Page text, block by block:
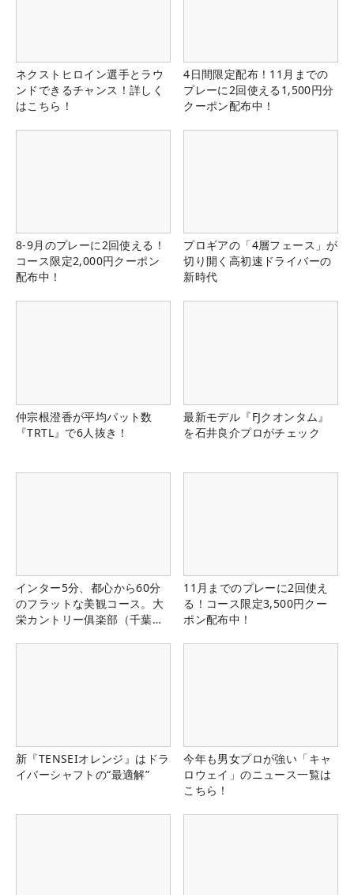
ネクストヒロイン選手とラウ
ンドできるチャンス！詳しく
はこちら！
4日間限定配布！11月までの
プレーに2回使える1,500円分
クーポン配布中！
8-9月のプレーに2回使える！
コース限定2,000円クーポン
配布中！
プロギアの「4層フェース」が
切り開く高初速ドライバーの
新時代
仲宗根澄香が平均パット数
『TRTL』で6人抜き！
最新モデル『FJクオンタム』
を石井良介プロがチェック
インター5分、都心から60分
のフラットな美観コース。大
栄カントリー俱楽部（千葉
11月までのプレーに2回使え
る！コース限定3,500円クー
ポン配布中！
新『TENSEIオレンジ』はドラ
イバーシャフトの“最適解”
今年も男女プロが強い「キャ
ロウェイ」のニュース一覧は
こちら！